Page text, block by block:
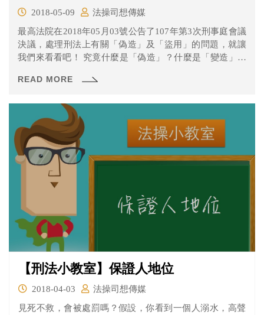
2018-05-09
法操司想傳媒
​最高法院在2018年05月03號公告了107年第3次刑事庭會議
決議，處理刑法上有關「偽造」及「盜用」的問題，就讓
我們來看看吧！ 究竟什麼是「偽造」？什麼是「變造」？
READ MORE
【刑法小教室】保證人地位
2018-04-03
法操司想傳媒
見死不救，會被處罰嗎？假設，你看到一個人溺水，高聲